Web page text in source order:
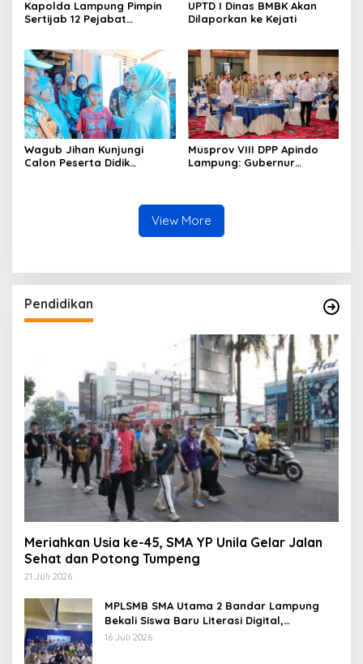
Kapolda Lampung Pimpin
Sertijab 12 Pejabat
Polri Presisi
UPTD I Dinas BMBK Akan
Dilaporkan ke Kejati
Wagub Jihan Kunjungi
Calon Peserta Didik
Kesiapan Jelang MPLS dan
Wujudkan Mimpi Generasi
Musprov VIII DPP Apindo
Lampung: Gubernur
Hilirisasi Sektor Pertanian
guna Mendukung
Transformasi Ekonomi
Daerah
View More
Pendidikan
Meriahkan Usia ke-45, SMA YP Unila Gelar Jalan
Sehat dan Potong Tumpeng
21 Juli 2026
MPLSMB SMA Utama 2 Bandar Lampung
Bekali Siswa Baru Literasi Digital,
Jurnalistik, dan Etika Bermedia Sosial
16 Juli 2026